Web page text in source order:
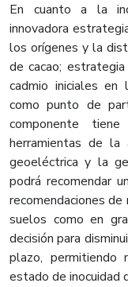
En cuanto a la
innovadora
los orígenes y la
de cacao;
cadmio iniciales en
como punto de
componente
herramientas de la
geoeléctrica y la
podrá recomendar
recomendaciones
suelos como en
decisión para
plazo,
estado de inocuidad